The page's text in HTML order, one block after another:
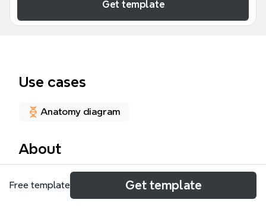
Get template
Use cases
Anatomy diagram
About
La Insuficiencia Renal Crónica (IRC) es una pérdida
progresiva e irreversible de la función renal. Este
Free template Get template